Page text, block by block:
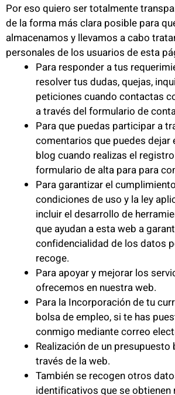
Por eso quiero ser totalmente
de la forma más clara posible para
almacenamos y llevamos a cabo
personales de los usuarios de esta
Para responder a tus
resolver tus dudas, quejas,
peticiones cuando contactas
a través del formulario de
Para que puedas participar a
comentarios que puedes dejar
blog cuando realizas el
formulario de alta para para
Para garantizar el
condiciones de uso y la ley
incluir el desarrollo de
que ayudan a esta web a
confidencialidad de los datos
recoge.
Para apoyar y mejorar los
ofrecemos en nuestra web.
Para la Incorporación de tu
bolsa de empleo, si te has
conmigo mediante correo
Realización de un
través de la web.
También se recogen otros
identificativos que se obtienen